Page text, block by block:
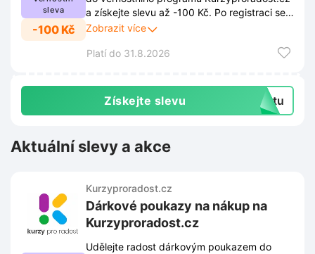
sleva
-100 Kč
a získejte slevu až -100 Kč. Po registraci se
vám automaticky aktivuje 100 kreditů, což
nakupujte výhodněji. Více informací
Zobrazit více
Platí do 31.8.2026
Získejte slevu extu
Aktuální slevy a akce
Kurzyproradost.cz
Dárkové poukazy na nákup na
Kurzyproradost.cz
Udělejte radost dárkovým poukazem do